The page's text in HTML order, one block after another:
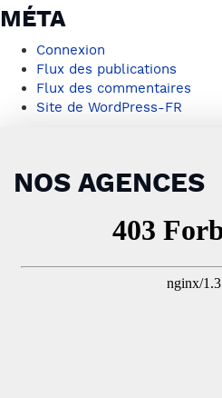
MÉTA
Connexion
Flux des publications
Flux des commentaires
Site de WordPress-FR
NOS AGENCES